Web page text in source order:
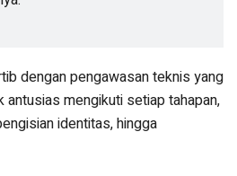
dengan pengawasan teknis yang
mengikuti setiap tahapan,
identitas, hingga